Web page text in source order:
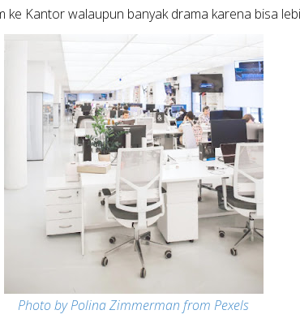
ke Kantor walaupun banyak drama karena bisa
Photo by Polina Zimmerman from Pexels